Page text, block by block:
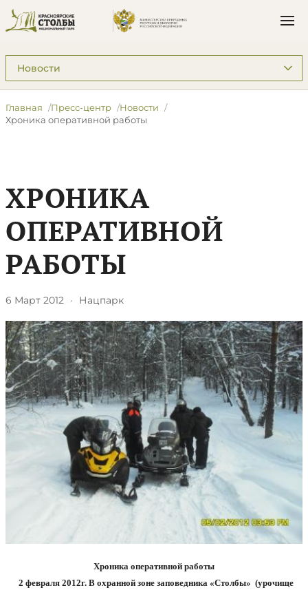
Подразделы: Пресс-центр
Главная Пресс-центр
Новости
Хроника оперативной работы
ХРОНИКА
ОПЕРАТИВНОЙ
РАБОТЫ
6 Март 2012 · Нацпарк
Хроника оперативной работы
2 февраля 2012г. В охранной зоне заповедника «Столбы» (урочище